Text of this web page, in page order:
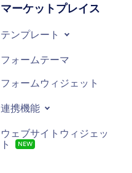
マーケットプレイス
テンプレート
フォームテーマ
フォームウィジェット
連携機能
ウェブサイトウィジェッ
ト
NEW